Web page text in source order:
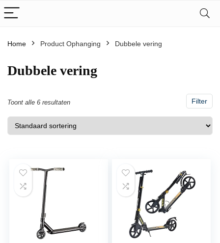
Home Product Ophanging ‎Dubbele vering
‎Dubbele vering
Filter
Toont alle 6 resultaten